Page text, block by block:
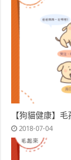
【狗貓健康】
2018-07-04